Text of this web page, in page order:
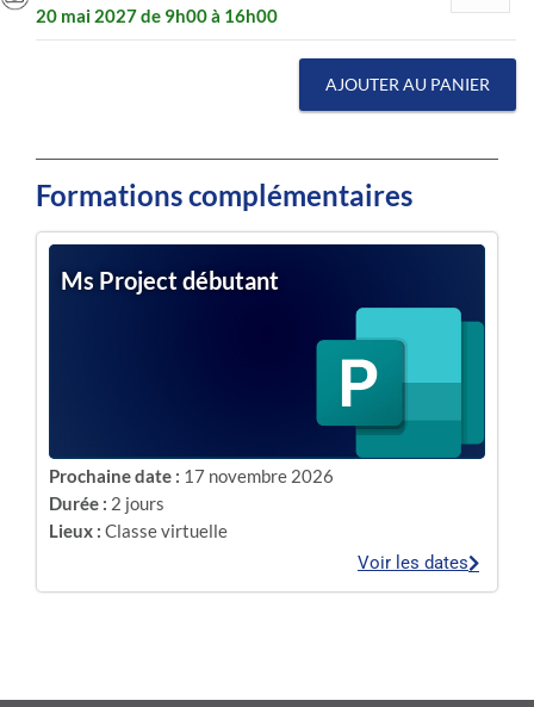
20 mai 2027 de 9h00 à 16h00
AJOUTER AU PANIER
Formations complémentaires
Ms Project débutant
Prochaine date : 17 novembre 2026
Durée : 2 jours
Lieux : Classe virtuelle
Voir les dates